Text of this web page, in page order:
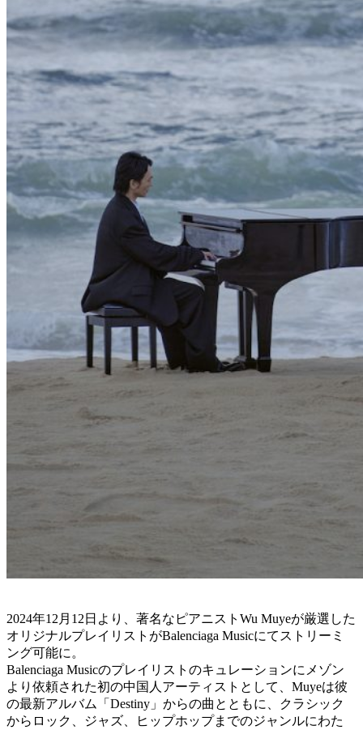
2024年12月12日より、著名なピアニストWu Muyeが厳選した
オリジナルプレイリストがBalenciaga Musicにてストリーミ
ング可能に。
Balenciaga Musicのプレイリストのキュレーションにメゾン
より依頼された初の中国人アーティストとして、Muyeは彼
の最新アルバム「Destiny」からの曲とともに、クラシック
からロック、ジャズ、ヒップホップまでのジャンルにわた